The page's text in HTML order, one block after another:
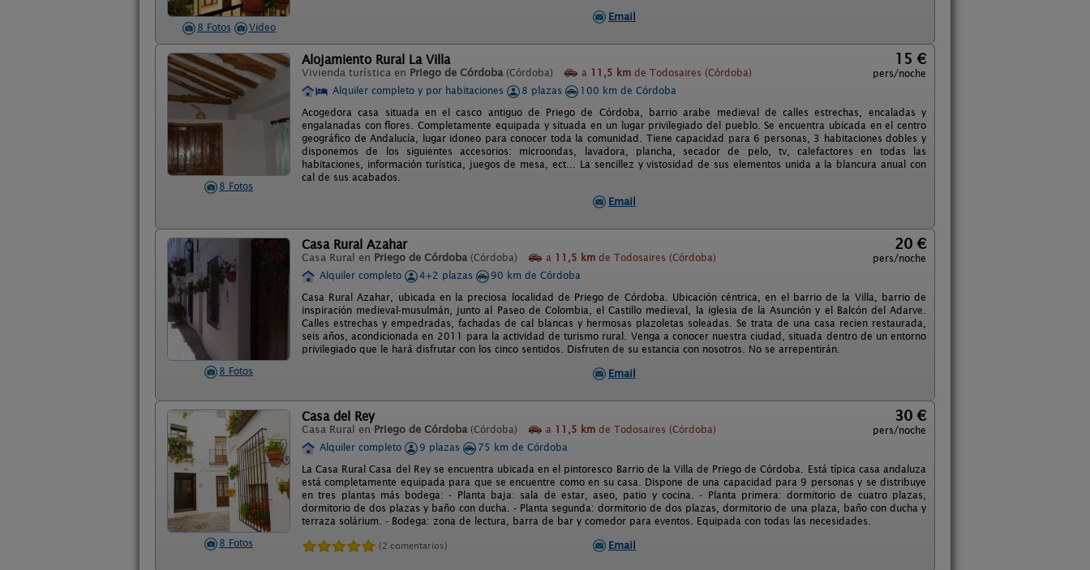
8 Fotos Video
Email
8 Fotos
Alojamiento Rural La Villa
Vivienda turística en Priego de Córdoba (Córdoba) a 11,5 km de Todosaires (Córdoba)
15 €
pers/noche
Alquiler completo y por habitaciones
8 plazas
100 km de Córdoba
Acogedora casa situada en el casco antiguo de Priego de Córdoba, barrio arabe medieval de calles estrechas, encaladas y
engalanadas con flores. Completamente equipada y situada en un lugar privilegiado del pueblo. Se encuentra ubicada en el centro
geográfico de Andalucía, lugar idoneo para conocer toda la comunidad. Tiene capacidad para 6 personas, 3 habitaciones dobles y
disponemos de los siguientes accesorios: microondas, lavadora, plancha, secador de pelo, tv, calefactores en todas las
habitaciones, información turística, juegos de mesa, ect... La sencillez y vistosidad de sus elementos unida a la blancura anual con
cal de sus acabados.
Email
8 Fotos
Casa Rural Azahar
Casa Rural en Priego de Córdoba (Córdoba) a 11,5 km de Todosaires (Córdoba)
20 €
pers/noche
Alquiler completo
4+2 plazas
90 km de Córdoba
Casa Rural Azahar, ubicada en la preciosa localidad de Priego de Córdoba. Ubicación céntrica, en el barrio de la Villa, barrio de
inspiración medieval-musulmán, junto al Paseo de Colombia, el Castillo medieval, la iglesia de la Asunción y el Balcón del Adarve.
Calles estrechas y empedradas, fachadas de cal blancas y hermosas plazoletas soleadas. Se trata de una casa recien restaurada,
seis años, acondicionada en 2011 para la actividad de turismo rural. Venga a conocer nuestra ciudad, situada dentro de un entorno
privilegiado que le hará disfrutar con los cinco sentidos. Disfruten de su estancia con nosotros. No se arrepentirán.
Email
8 Fotos
Casa del Rey
Casa Rural en Priego de Córdoba (Córdoba) a 11,5 km de Todosaires (Córdoba)
30 €
pers/noche
Alquiler completo
9 plazas
75 km de Córdoba
La Casa Rural Casa del Rey se encuentra ubicada en el pintoresco Barrio de la Villa de Priego de Córdoba. Está típica casa andaluza
está completamente equipada para que se encuentre como en su casa. Dispone de una capacidad para 9 personas y se distribuye
en tres plantas más bodega: - Planta baja: sala de estar, aseo, patio y cocina. - Planta primera: dormitorio de cuatro plazas,
dormitorio de dos plazas y baño con ducha. - Planta segunda: dormitorio de dos plazas, dormitorio de una plaza, baño con ducha y
terraza solárium. - Bodega: zona de lectura, barra de bar y comedor para eventos. Equipada con todas las necesidades.
(2 comentarios) Email